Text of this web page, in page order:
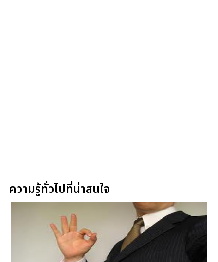
ความรู้ทั่วไปที่น่าสนใจ